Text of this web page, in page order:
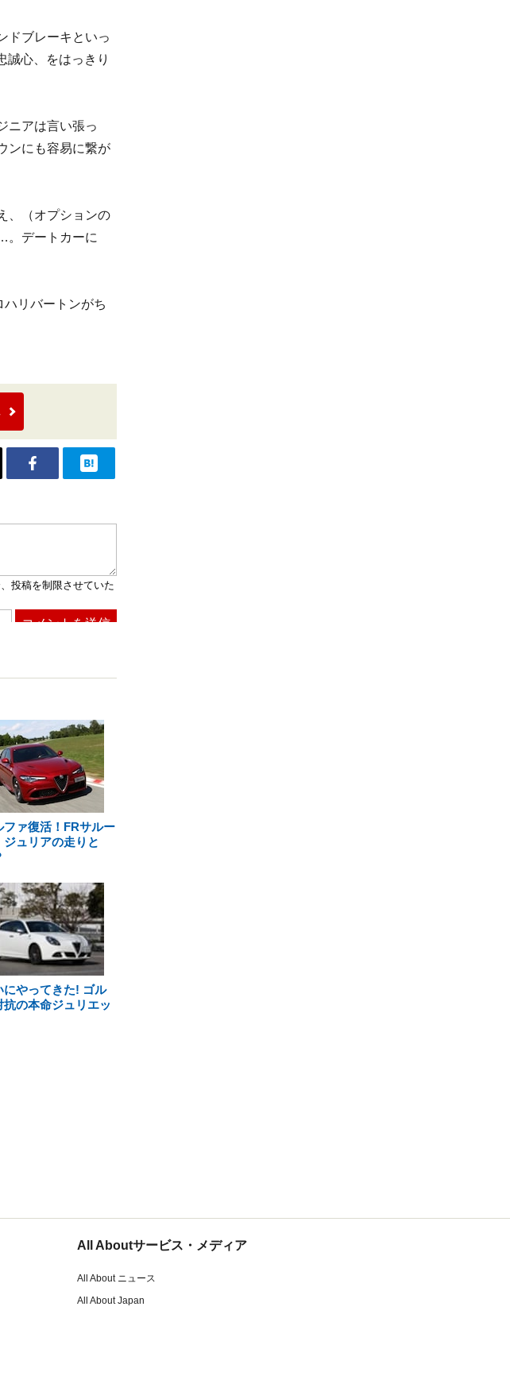
ドブレーキといっ
誠心、をはっきり
ニアは言い張っ
ンにも容易に繋が
、（オプションの
。デートカーに
リバートンがち
ファ復活！FRサルー
ジュリアの走りと
にやってきた! ゴル
抗の本命ジュリエッ
All Aboutサービス・メディア
All About ニュース
All About Japan